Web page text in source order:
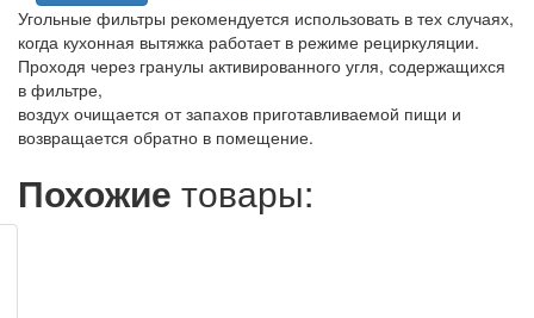
Угольные фильтры рекомендуется использовать в тех случаях,
когда кухонная вытяжка работает в режиме рециркуляции.
Проходя через гранулы активированного угля, содержащихся
в фильтре,
воздух очищается от запахов приготавливаемой пищи и
возвращается обратно в помещение.
Похожие товары: